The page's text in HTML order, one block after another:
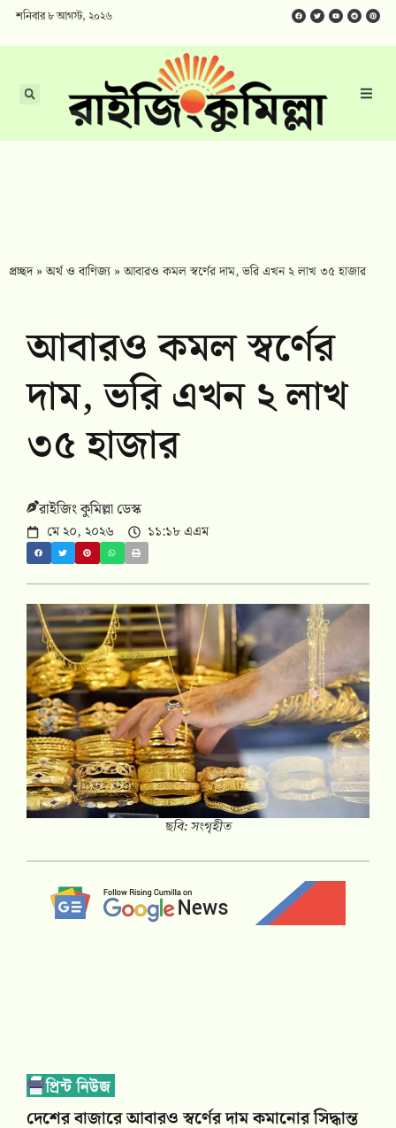
শনিবার ৮ আগস্ট, ২০২৬
প্রচ্ছদ»অর্থ ও বাণিজ্য»আবারও কমল স্বর্ণের দাম, ভরি এখন ২ লাখ ৩৫ হাজার
আবারও কমল স্বর্ণের
দাম, ভরি এখন ২ লাখ
৩৫ হাজার
রাইজিং কুমিল্লা ডেস্ক
মে ২০, ২০২৬ ১১:১৮ এএম
ছবি: সংগৃহীত
দেশের বাজারে আবারও স্বর্ণের দাম কমানোর সিদ্ধান্ত